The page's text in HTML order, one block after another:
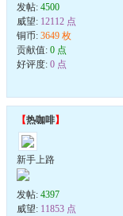
发帖: 4500
威望: 12112 点
铜币: 3649 枚
贡献值: 0 点
好评度: 0 点
【热咖啡】
新手上路
发帖: 4397
威望: 11853 点